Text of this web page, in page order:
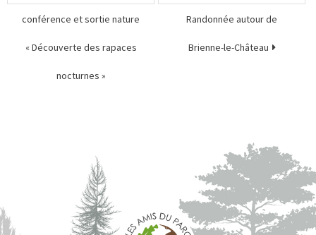
conférence et sortie nature
« Découverte des rapaces
nocturnes »
Randonnée autour de
Brienne-le-Château